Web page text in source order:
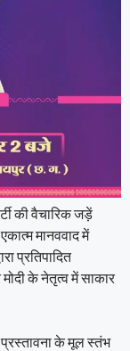
की वैचारिक जड़ें
मानववाद में
प्रतिपादित
के नेतृत्व में साकार
प्रस्तावना के मूल स्तंभ